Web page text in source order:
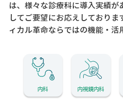
は、様々な診療科に導入実績が
してご要望にお応えしておりま
ィカル革命ならではの機能・活
内科 内視鏡内科